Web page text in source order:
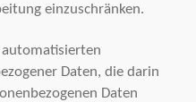
einzuschränken.
Daten, die darin
Daten